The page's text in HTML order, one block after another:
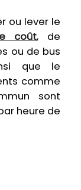
ou lever le
coût, de
ou de bus
que le
comme
sont
heure de